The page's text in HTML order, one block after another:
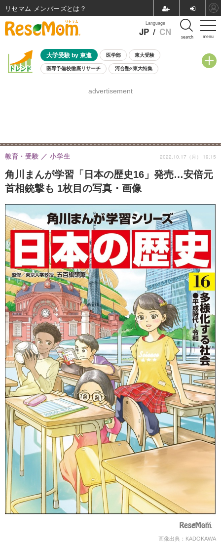
menu
Language
JP / CN search
大学受験 by 東進 医学部 東大受験
医専予備校徹底リサーチ 河合塾×東大特集
8月開催学校説明会・相談会
advertisement
角川まんが学習「日本の歴史16」発売…安倍元
首相銃撃も 1枚目の写真・画像
教育・受験 小学生 2022.10.17（月） 19:15
画像出典：KADOKAWA
リセマム メンバーズ